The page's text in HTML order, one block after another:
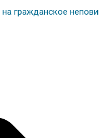
гражданское